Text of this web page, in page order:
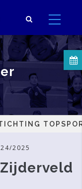
TOPSPORT
2025